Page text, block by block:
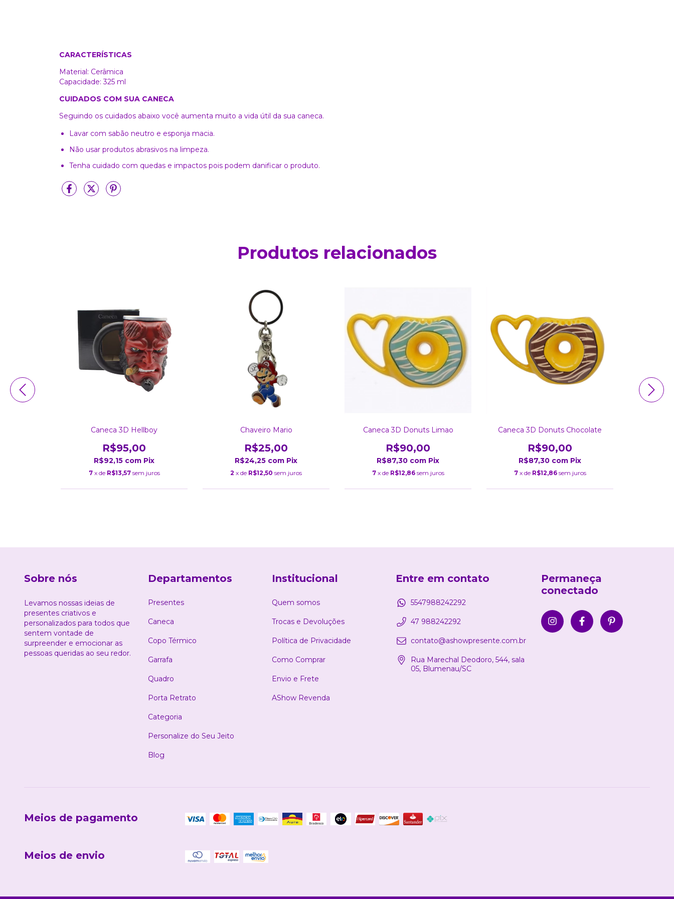
CARACTERÍSTICAS
Material: Cerâmica
Capacidade: 325 ml
CUIDADOS COM SUA CANECA
Seguindo os cuidados abaixo você aumenta muito a vida útil da sua caneca.
Lavar com sabão neutro e esponja macia.
Não usar produtos abrasivos na limpeza.
Tenha cuidado com quedas e impactos pois podem danificar o produto.
Produtos relacionados
Caneca 3D Hellboy
R$95,00
R$92,15 com Pix
7 x de R$13,57 sem juros
Chaveiro Mario
R$25,00
R$24,25 com Pix
2 x de R$12,50 sem juros
Caneca 3D Donuts Limao
R$90,00
R$87,30 com Pix
7 x de R$12,86 sem juros
Caneca 3D Donuts Chocolate
R$90,00
R$87,30 com Pix
7 x de R$12,86 sem juros
Sobre nós
Levamos nossas ideias de
presentes criativos e
personalizados para todos que
sentem vontade de
surpreender e emocionar as
pessoas queridas ao seu redor.
Departamentos
Presentes
Caneca
Copo Térmico
Garrafa
Quadro
Porta Retrato
Categoria
Personalize do Seu Jeito
Blog
Institucional
Quem somos
Trocas e Devoluções
Política de Privacidade
Como Comprar
Envio e Frete
AShow Revenda
Entre em contato
5547988242292
47 988242292
contato@ashowpresente.com.br
Rua Marechal Deodoro, 544, sala
05, Blumenau/SC
Permaneça
conectado
Meios de pagamento
Meios de envio